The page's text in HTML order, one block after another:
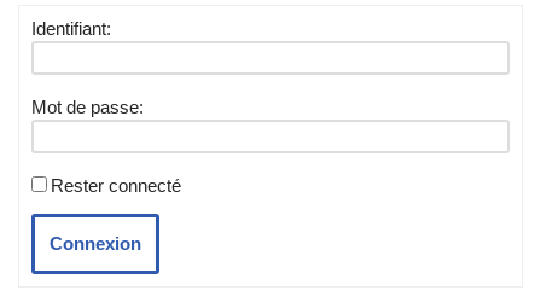
Identifiant:
Mot de passe:
Rester connecté
Connexion